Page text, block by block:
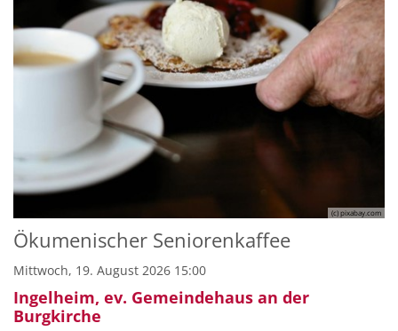
(c) pixabay.com
Ökumenischer Seniorenkaffee
Mittwoch, 19. August 2026 15:00
Ingelheim, ev. Gemeindehaus an der
Burgkirche